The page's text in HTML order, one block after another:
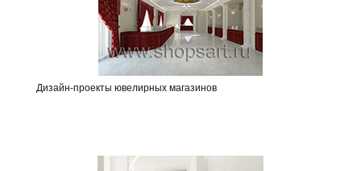
Дизайн-проекты ювелирных магазинов